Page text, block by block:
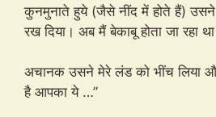
कुनमुनाते हुये (जैसे नींद में होते हैं)
रख दिया। अब मैं बेकाबू होता जा रहा
अचानक उसने मेरे लंड को भींच लिया
है आपका ये …”